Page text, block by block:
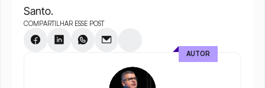
Santo.
COMPARTILHAR ESSE POST
AUTOR